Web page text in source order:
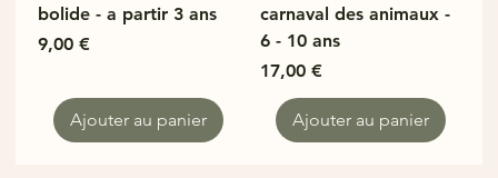
bolide - a partir 3 ans
Prix
9,00 €
Ajouter au panier
carnaval des animaux -
6 - 10 ans
Prix
17,00 €
Ajouter au panier